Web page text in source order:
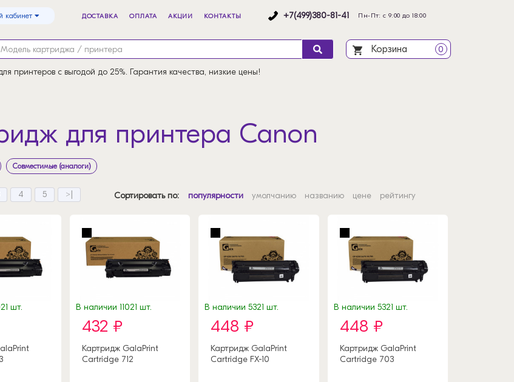
кабинет ДОСТАВКА ОПЛАТА АКЦИИ КОНТАКТЫ +7(499)380-81-41 Пн-Пт: с 9:00 до 18:00
Корзина 0
принтеров с выгодой до 25%. Гарантия качества, низкие цены!
для принтера Canon
Совместимые (аналоги)
4 5 >| Сортировать по: популярности умолчанию названию цене рейтингу
шт. В наличии 11021 шт.
432 ₽
Картридж GalaPrint
Cartridge 712
В наличии 5321 шт.
448 ₽
Картридж GalaPrint
Cartridge FX-10
В наличии 5321 шт.
448 ₽
Картридж GalaPrint
Cartridge 703